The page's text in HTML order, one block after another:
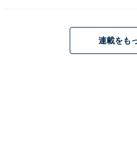
※記事内容は執筆時点のもの
連載をも